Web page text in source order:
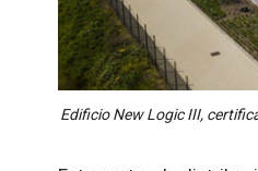
Edificio New Logic III,